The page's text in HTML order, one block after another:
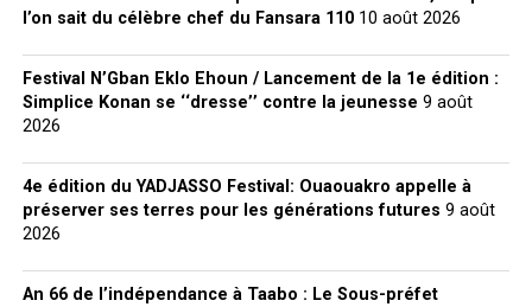
l’on sait du célèbre chef du Fansara 110 10 août 2026
Festival N’Gban Eklo Ehoun / Lancement de la 1e édition :
Simplice Konan se ‘‘dresse’’ contre la jeunesse 9 août
2026
4e édition du YADJASSO Festival: Ouaouakro appelle à
préserver ses terres pour les générations futures 9 août
2026
An 66 de l’indépendance à Taabo : Le Sous-préfet